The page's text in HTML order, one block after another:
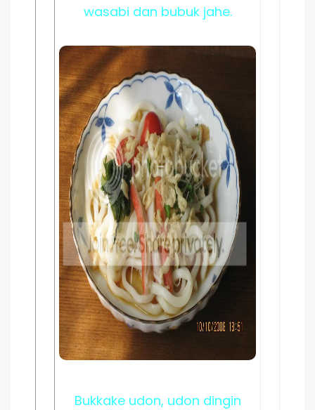
wasabi dan bubuk jahe.
Bukkake udon, udon dingin